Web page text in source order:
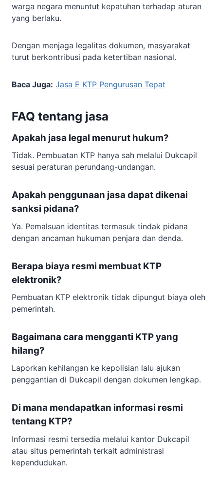
warga negara menuntut kepatuhan terhadap aturan
yang berlaku.
Dengan menjaga legalitas dokumen, masyarakat
turut berkontribusi pada ketertiban nasional.
Baca Juga: Jasa E KTP Pengurusan Tepat
FAQ tentang jasa
Apakah jasa legal menurut hukum?
Tidak. Pembuatan KTP hanya sah melalui Dukcapil
sesuai peraturan perundang-undangan.
Apakah penggunaan jasa dapat dikenai
sanksi pidana?
Ya. Pemalsuan identitas termasuk tindak pidana
dengan ancaman hukuman penjara dan denda.
Berapa biaya resmi membuat KTP
elektronik?
Pembuatan KTP elektronik tidak dipungut biaya oleh
pemerintah.
Bagaimana cara mengganti KTP yang
hilang?
Laporkan kehilangan ke kepolisian lalu ajukan
penggantian di Dukcapil dengan dokumen lengkap.
Di mana mendapatkan informasi resmi
tentang KTP?
Informasi resmi tersedia melalui kantor Dukcapil
atau situs pemerintah terkait administrasi
kependudukan.